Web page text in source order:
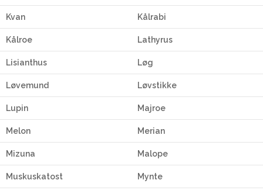
Kvan Kålrabi
Kålroe Lathyrus
Lisianthus Løg
Løvemund Løvstikke
Lupin Majroe
Melon Merian
Mizuna Malope
Muskuskatost Mynte